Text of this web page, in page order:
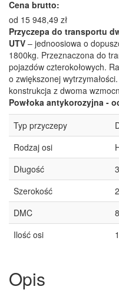
Cena brutto:
od 15 948,49 zł
Przyczepa do transportu
UTV – jednoosiowa o
1800kg. Przeznaczona do
pojazdów czterokołowych.
o zwiększonej
konstrukcja z dwoma
Powłoka antykorozyjna -
Typ przyczepy
Rodzaj osi
Długość
Szerokość
DMC
Ilość osi
1
Opis